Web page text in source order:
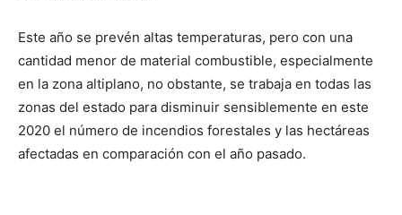
Este año se prevén altas temperaturas, pero con una
cantidad menor de material combustible, especialmente
en la zona altiplano, no obstante, se trabaja en todas las
zonas del estado para disminuir sensiblemente en este
2020 el número de incendios forestales y las hectáreas
afectadas en comparación con el año pasado.